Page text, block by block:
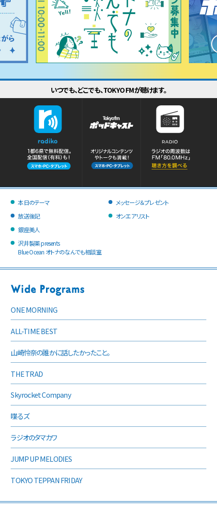
いつでも、どこでも、TOKYO FMが聴けます。
本日のテーマ
放送後記
メッセージ＆プレゼント
オンエアリスト
銀座美人
沢井製薬 presents
Blue Ocean オトナのなんでも相談室
ONE MORNING
ALL-TIME BEST
山崎怜奈の誰かに話したかったこと。
THE TRAD
Skyrocket Company
喋るズ
ラジオのタマカワ
JUMP UP MELODIES
TOKYO TEPPAN FRIDAY